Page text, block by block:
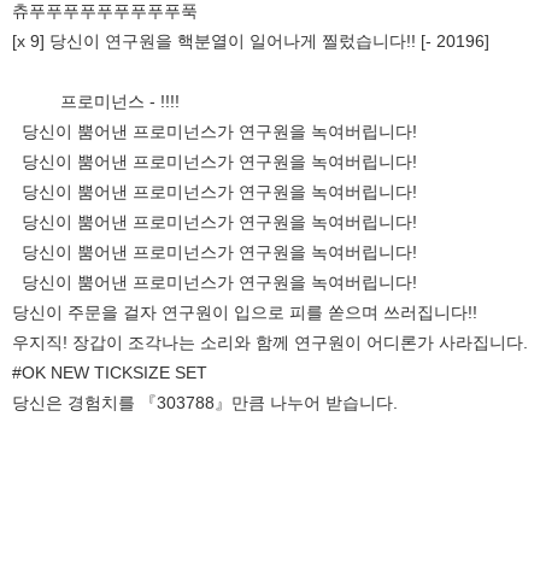
츄푸푸푸푸푸푸푸푸푸푹
[x 9] 당신이 연구원을 핵분열이 일어나게 찔렀습니다!! [- 20196]
프로미넌스 - !!!!
당신이 뿜어낸 프로미넌스가 연구원을 녹여버립니다!
당신이 뿜어낸 프로미넌스가 연구원을 녹여버립니다!
당신이 뿜어낸 프로미넌스가 연구원을 녹여버립니다!
당신이 뿜어낸 프로미넌스가 연구원을 녹여버립니다!
당신이 뿜어낸 프로미넌스가 연구원을 녹여버립니다!
당신이 뿜어낸 프로미넌스가 연구원을 녹여버립니다!
당신이 주문을 걸자 연구원이 입으로 피를 쏟으며 쓰러집니다!!
우지직! 장갑이 조각나는 소리와 함께 연구원이 어디론가 사라집니다.
#OK NEW TICKSIZE SET
당신은 경험치를 『303788』만큼 나누어 받습니다.